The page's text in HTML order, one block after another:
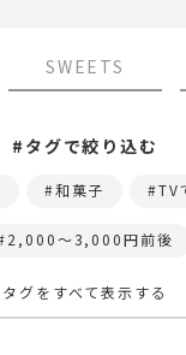
SWEETS
#タグで絞り込む
和菓子 TV
2,000〜3,000円前後
タグをすべて表示する